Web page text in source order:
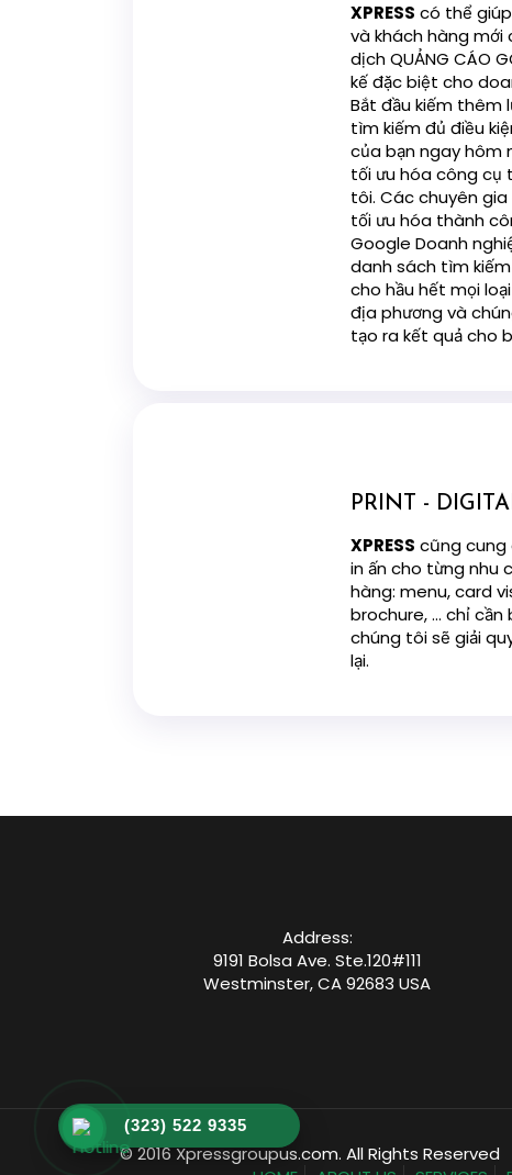
XPRESS có thể
và khách hàng mới
dịch QUẢNG CÁO
kế đặc biệt cho
Bắt đầu kiếm thêm
tìm kiếm đủ điều
của bạn ngay hôm
tối ưu hóa công cụ
tôi. Các chuyên
tối ưu hóa thành
Google Doanh
danh sách tìm
cho hầu hết mọi
địa phương và
tạo ra kết quả cho
PRINT -
XPRESS cũng cung
in ấn cho từng nhu
hàng: menu, card
brochure, ... chỉ
chúng tôi sẽ giải
lại.
Address:
9191 Bolsa Ave. Ste.120#111
Westminster, CA 92683 USA
© 2016 Xpressgroupus.com. All Rights Reserved
(323) 522 9335